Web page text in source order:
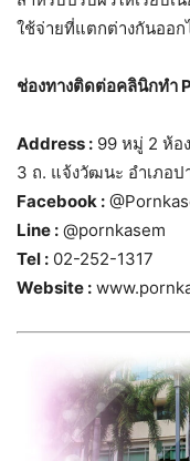
ใช้จ่ายที่แตกต่างกันออ
ช่องทางติดต่อคลินิกทำ
Address : 99 หมู่ 2 ห้อ
3 ถ. แจ้งวัฒนะ อำเภอป
Facebook :
Line : @pornkasem
Tel : 02-252-1317
Website :